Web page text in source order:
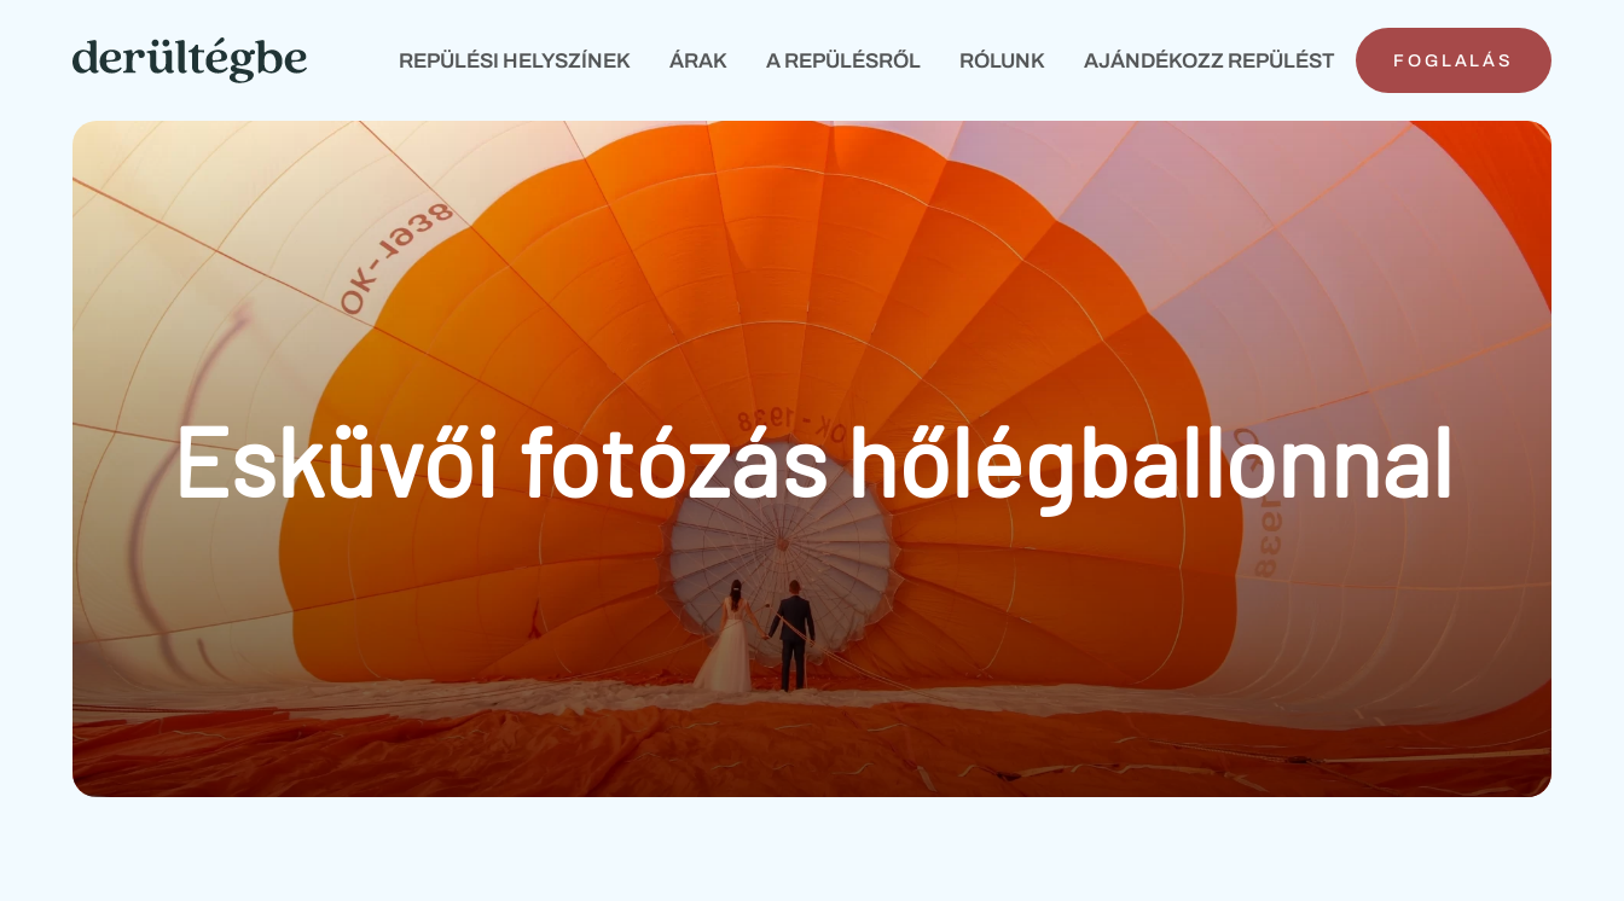
REPÜLÉSI HELYSZÍNEK ÁRAK A REPÜLÉSRŐL RÓLUNK AJÁNDÉKOZZ REPÜLÉST FOGLALÁS
REPÜLÉSI HELYSZÍNEK ÁRAK A REPÜLÉSRŐL RÓLUNK AJÁNDÉKOZZ REPÜLÉST
FOGLALÁS
Esküvői fotózás hőlégballonnal